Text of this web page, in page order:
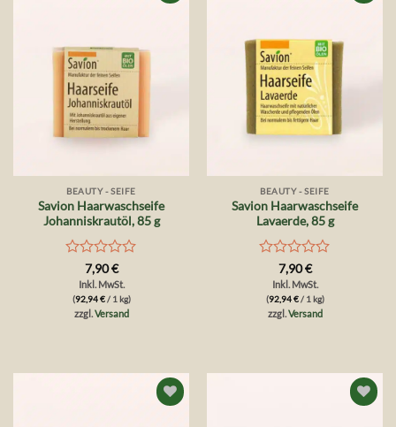
BEAUTY - SEIFE
Savion Haarwaschseife
Johanniskrautöl, 85 g
Bewertet
mit
0
von
7,90€
Inkl. MwSt.
(92,94€/ 1 kg)
zzgl.Versand
BEAUTY - SEIFE
Savion Haarwaschseife
Lavaerde, 85 g
Bewertet
mit
0
von
7,90€
Inkl. MwSt.
(92,94€/ 1 kg)
zzgl.Versand